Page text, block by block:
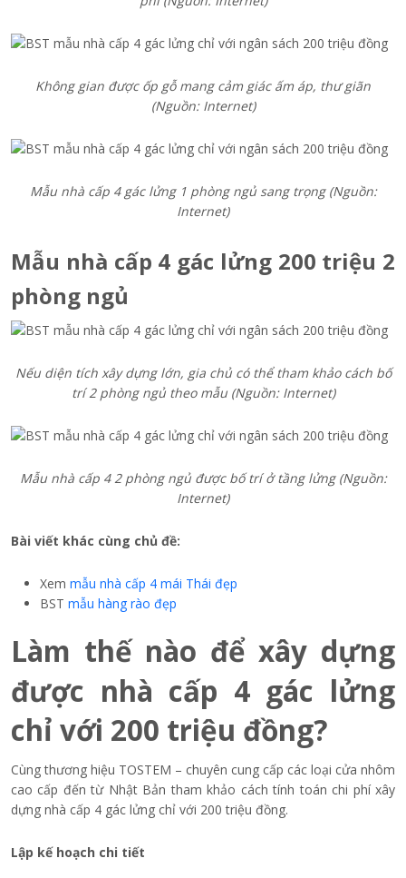
Không gian được ốp gỗ mang cảm giác ấm áp, thư giãn
(Nguồn: Internet)
Mẫu nhà cấp 4 gác lửng 1 phòng ngủ sang trọng (Nguồn:
Internet)
Mẫu nhà cấp 4 gác lửng 200 triệu 2
phòng ngủ
Nếu diện tích xây dựng lớn, gia chủ có thể tham khảo cách bố
trí 2 phòng ngủ theo mẫu (Nguồn: Internet)
Mẫu nhà cấp 4 2 phòng ngủ được bố trí ở tầng lửng (Nguồn:
Internet)
Bài viết khác cùng chủ đề:
Xem mẫu nhà cấp 4 mái Thái đẹp
BST mẫu hàng rào đẹp
Làm thế nào để xây dựng
được nhà cấp 4 gác lửng
chỉ với 200 triệu đồng?
Cùng thương hiệu TOSTEM – chuyên cung cấp các loại cửa nhôm
cao cấp đến từ Nhật Bản tham khảo cách tính toán chi phí xây
dựng nhà cấp 4 gác lửng chỉ với 200 triệu đồng.
Lập kế hoạch chi tiết